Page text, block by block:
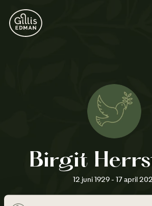
Birgit
12 juni 1929 - 17 april